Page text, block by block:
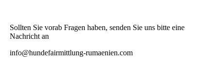
Sollten Sie vorab Fragen haben, senden Sie uns bitte eine
Nachricht an
info@hundefairmittlung-rumaenien.com